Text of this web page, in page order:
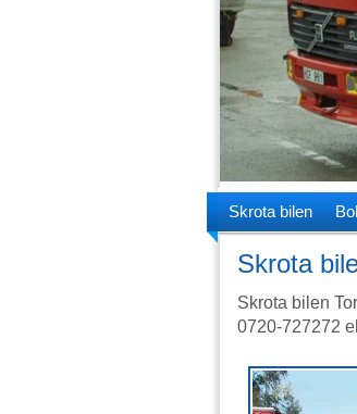
Skrota bilen
Skrota
Skrota bilen
0720-727272